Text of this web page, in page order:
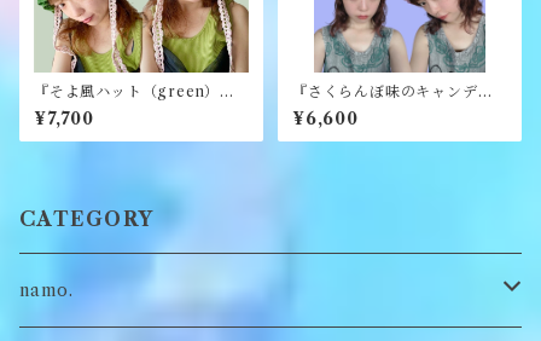
『そよ風ハット（green）』
《merry yarn》
¥7,700
『さくらんぼ味のキャンディ
ハット』《merry yarn》
¥6,600
CATEGORY
namo.